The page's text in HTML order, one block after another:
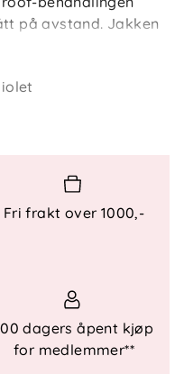
på avstand. Jakken
på tur eller andre
til små skatter som
BugProof barn er
med høy
effekt
lek
Fri frakt over 1000,-
dagers åpent kjøp
for medlemmer**